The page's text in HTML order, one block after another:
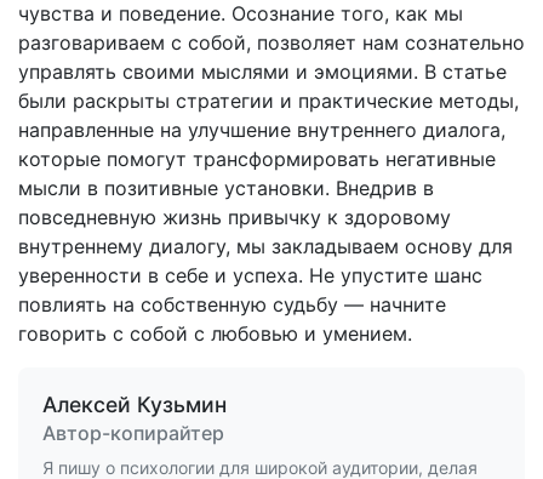
чувства и поведение. Осознание того, как мы
разговариваем с собой, позволяет нам сознательно
управлять своими мыслями и эмоциями. В статье
были раскрыты стратегии и практические методы,
направленные на улучшение внутреннего диалога,
которые помогут трансформировать негативные
мысли в позитивные установки. Внедрив в
повседневную жизнь привычку к здоровому
внутреннему диалогу, мы закладываем основу для
уверенности в себе и успеха. Не упустите шанс
повлиять на собственную судьбу — начните
говорить с собой с любовью и умением.
Алексей Кузьмин
Автор-копирайтер
Я пишу о психологии для широкой аудитории, делая